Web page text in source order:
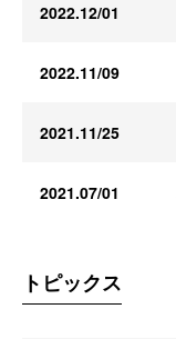
2022.12/01
2022.11/09
2021.11/25
2021.07/01
トピックス